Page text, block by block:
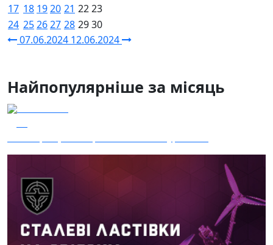
17 18 1920 21 2223
24 252627 28 2930
07.06.2024 12.06.2024
Найпопулярніше за місяць